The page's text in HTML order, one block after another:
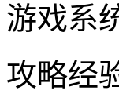
游戏系
攻略经